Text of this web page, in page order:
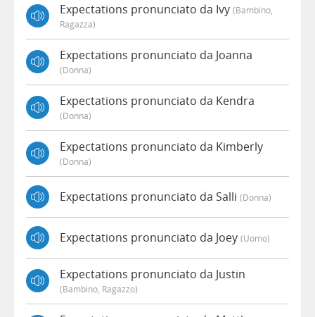
Expectations pronunciato da Ivy (bambino,
Ragazza)
Expectations pronunciato da Joanna
(donna)
Expectations pronunciato da Kendra
(donna)
Expectations pronunciato da Kimberly
(donna)
Expectations pronunciato da Salli (donna)
Expectations pronunciato da Joey (uomo)
Expectations pronunciato da Justin
(bambino, Ragazzo)